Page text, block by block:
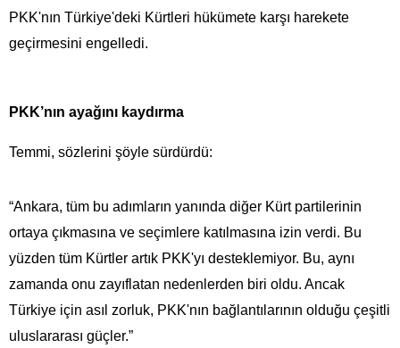
PKK'nın Türkiye'deki Kürtleri hükümete karşı harekete
geçirmesini engelledi.
PKK’nın ayağını kaydırma
Temmi, sözlerini şöyle sürdürdü:
“Ankara, tüm bu adımların yanında diğer Kürt partilerinin
ortaya çıkmasına ve seçimlere katılmasına izin verdi. Bu
yüzden tüm Kürtler artık PKK'yı desteklemiyor. Bu, aynı
zamanda onu zayıflatan nedenlerden biri oldu. Ancak
Türkiye için asıl zorluk, PKK'nın bağlantılarının olduğu çeşitli
uluslararası güçler.”